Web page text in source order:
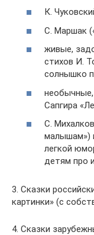
К.
С. Маршак
живые,
стихов И.
солнышко
Сапгира
С.
малышам»)
легкой
детям про
3. Сказки
картинки» (с
4. Сказки